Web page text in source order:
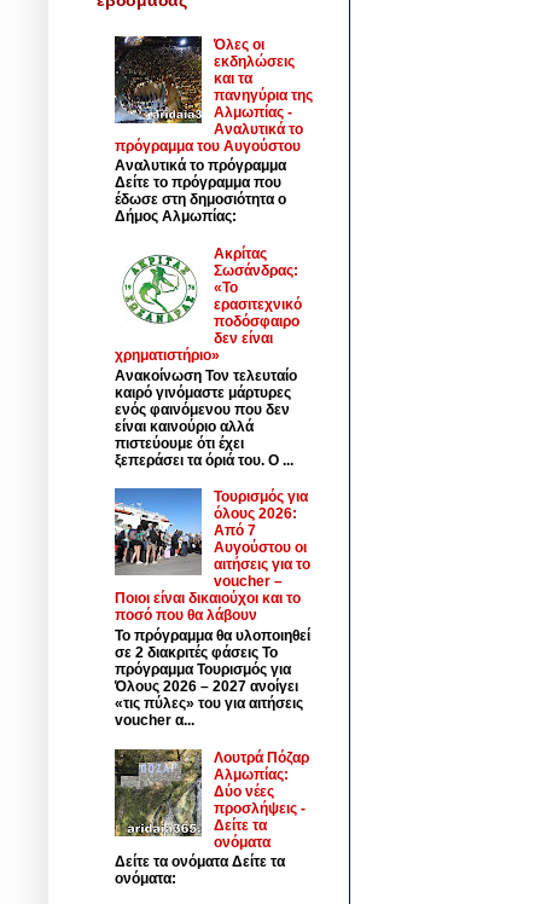
Όλες οι
εκδηλώσεις
και τα
πανηγύρια της
Αλμωπίας -
Αναλυτικά το
πρόγραμμα του Αυγούστου
Αναλυτικά το πρόγραμμα
Δείτε το πρόγραμμα που
έδωσε στη δημοσιότητα ο
Δήμος Αλμωπίας:
Ακρίτας
Σωσάνδρας:
«Το
ερασιτεχνικό
ποδόσφαιρο
δεν είναι
χρηματιστήριο»
Ανακοίνωση Τον τελευταίο
καιρό γινόμαστε μάρτυρες
ενός φαινόμενου που δεν
είναι καινούριο αλλά
πιστεύουμε ότι έχει
ξεπεράσει τα όριά του. Ο ...
Τουρισμός για
όλους 2026:
Από 7
Αυγούστου οι
αιτήσεις για το
voucher –
Ποιοι είναι δικαιούχοι και το
ποσό που θα λάβουν
Το πρόγραμμα θα υλοποιηθεί
σε 2 διακριτές φάσεις Το
πρόγραμμα Τουρισμός για
Όλους 2026 – 2027 ανοίγει
«τις πύλες» του για αιτήσεις
voucher α...
Λουτρά Πόζαρ
Αλμωπίας:
Δύο νέες
προσλήψεις -
Δείτε τα
ονόματα
Δείτε τα ονόματα Δείτε τα
ονόματα: